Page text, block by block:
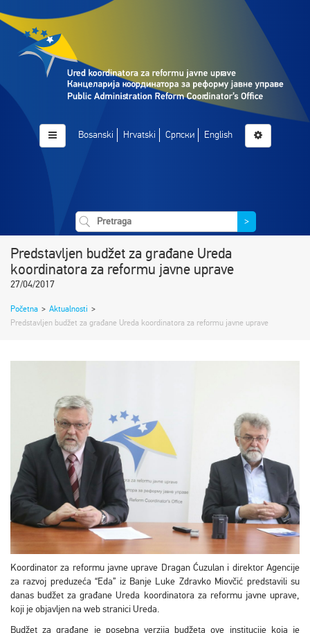
Bosanski Hrvatski Српски English
>
Predstavljen budžet za građane Ureda
koordinatora za reformu javne uprave
27/04/2017
Početna > Aktualnosti >
Predstavljen budžet za građane Ureda koordinatora za reformu javne uprave
Koordinator za reformu javne uprave Dragan Ćuzulan i direktor Agencije
za razvoj preduzeća “Eda” iz Banje Luke Zdravko Miovčić predstavili su
danas budžet za građane Ureda koordinatora za reformu javne uprave,
koji je objavljen na web stranici Ureda.
Budžet za građane je posebna verzija budžeta ove institucije koja je